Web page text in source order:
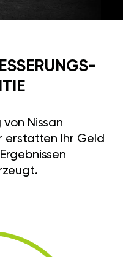
Nissan
erstatten Ihr Geld